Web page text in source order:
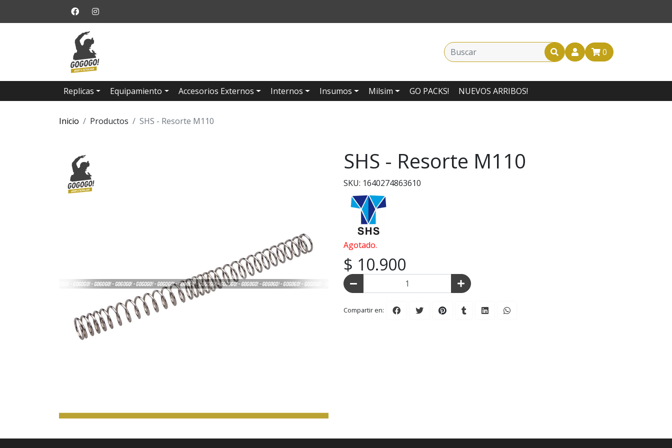
0
Replicas Equipamiento Accesorios Externos Internos Insumos Milsim GO PACKS! NUEVOS ARRIBOS!
Inicio Productos SHS - Resorte M110
SHS - Resorte M110
SKU: 1640274863610
Agotado.
$ 10.900
Compartir en: